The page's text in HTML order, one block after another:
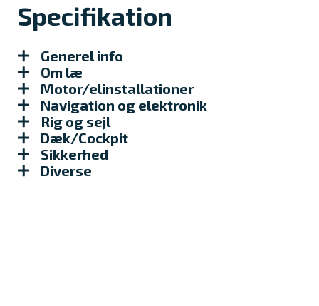
Specifikation
Generel info
Om læ
Motor/elinstallationer
Navigation og elektronik
Rig og sejl
Dæk/Cockpit
Sikkerhed
Diverse